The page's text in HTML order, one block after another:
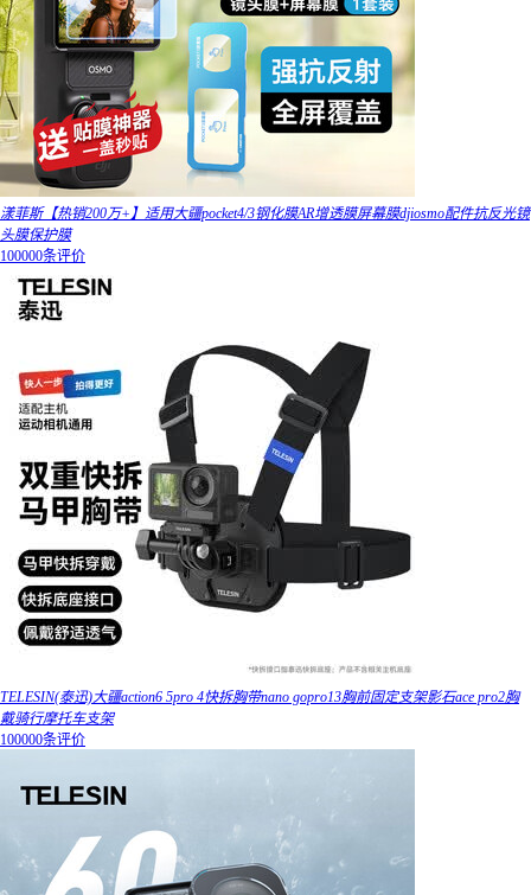
漾菲斯【热销200万+】适用大疆pocket4/3钢化膜AR增透膜屏幕膜djiosmo配件抗反光镜
头膜保护膜
100000条评价
TELESIN(泰迅)大疆action6 5pro 4快拆胸带nano gopro13胸前固定支架影石ace pro2胸
戴骑行摩托车支架
100000条评价